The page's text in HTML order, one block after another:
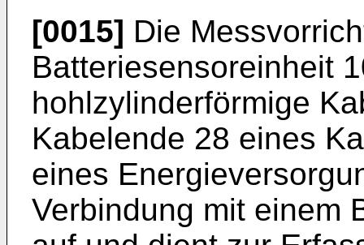
[0015] Die
Batteriesensoreinheit
hohlzylinderförmige
Kabelende 28 eines
eines
Verbindung mit einem